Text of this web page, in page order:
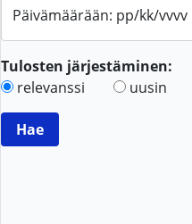
Päivämäärään: pp/kk/vvvv
Tulosten järjestäminen:
relevanssi
uusin